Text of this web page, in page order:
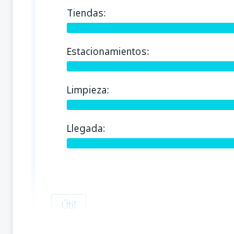
Tiendas:
Estacionamientos:
Limpieza:
Llegada:
Útil